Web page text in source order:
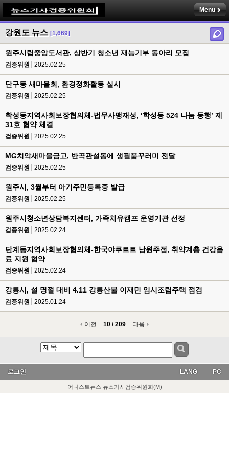
Menu
강원도 뉴스 [1,669]
원주시립중앙도서관, 상반기 청소년 재능기부 동아리 모집
검증위원 2025.02.25
단구동 새마을회, 환경정화활동 실시
검증위원 2025.02.25
학성동지역사회보장협의체-법무사맹재성, ‘학성동 524 나눔 동행’ 제
31호 협약 체결
검증위원 2025.02.25
MG치악새마을금고, 반곡관설동에 생필품꾸러미 전달
검증위원 2025.02.25
원주시, 3월부터 아기주민등록증 발급
검증위원 2025.02.25
원주시청소년상담복지센터, 가족치유캠프 운영기관 선정
검증위원 2025.02.24
단계동지역사회보장협의체-한국야쿠르트 남원주점, 취약계층 건강음
료 지원 협약
검증위원 2025.02.24
강릉시, 설 명절 대비 4.11 강릉산불 이재민 임시조립주택 점검
검증위원 2025.01.24
이전 10 / 209 다음
로그인 PC
LANG
어니스트뉴스 뉴스기사검증위원회(M)